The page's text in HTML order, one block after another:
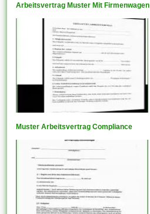
Arbeitsvertrag Muster Mit Firmenwagen
Muster Arbeitsvertrag Compliance